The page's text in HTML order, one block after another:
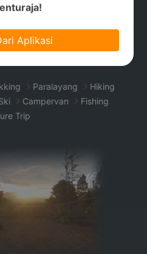
Privacy Policy
Paralayang
Hiking
Campervan
Fishing
Trip
Aplikasi